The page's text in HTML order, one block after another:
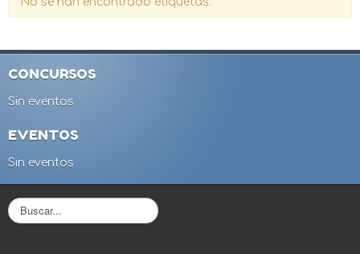
CONCURSOS
Sin eventos
EVENTOS
Sin eventos
B
u